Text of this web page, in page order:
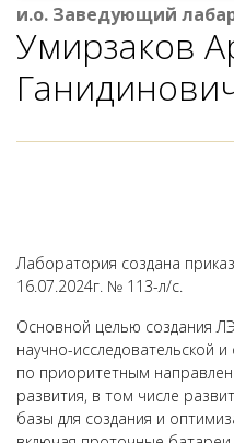
и.о. Заведующий
Умирзаков
Лаборатория создана
16.07.2024г. № 113-л/с.
Основной целью создания
научно-исследовательской
по приоритетным
развития, в том числе
базы для создания и